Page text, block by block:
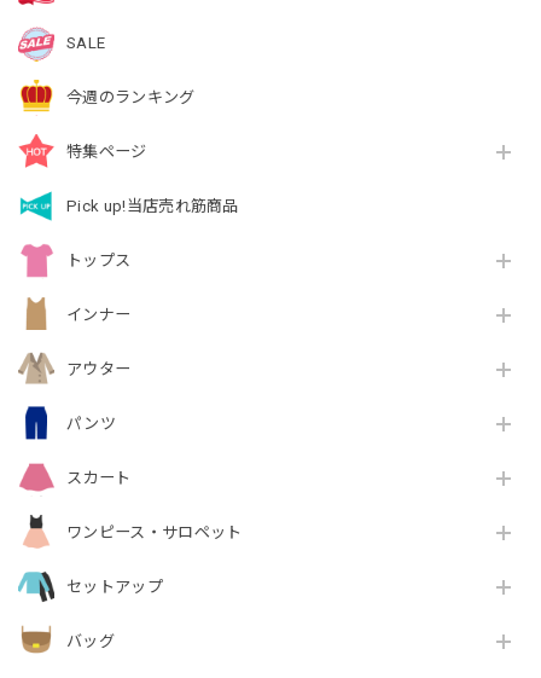
SALE
今週のランキング
特集ページ
Pick up!当店売れ筋商品
トップス
インナー
アウター
パンツ
スカート
ワンピース・サロペット
セットアップ
バッグ